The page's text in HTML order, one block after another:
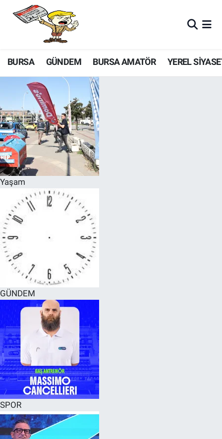
BURSA GÜNDEM BURSA AMATÖR YEREL
Yaşam
GÜNDEM
SPOR